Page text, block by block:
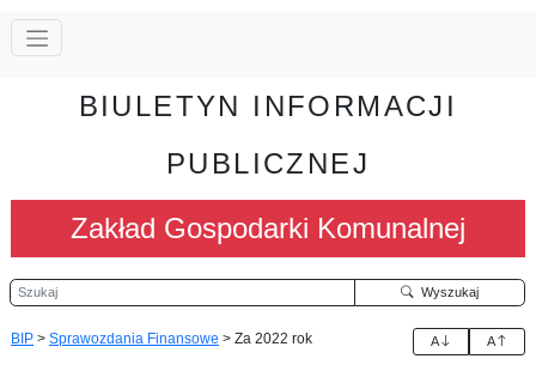
BIULETYN INFORMACJI
PUBLICZNEJ
Zakład Gospodarki Komunalnej
Szukaj Wyszukaj
BIP > Sprawozdania Finansowe > Za 2022 rok A A